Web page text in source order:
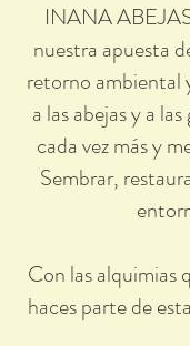
INANA
nuestra apuesta
retorno ambiental
a las abejas y a
cada vez más y
Sembrar,
Con las alquimias
haces parte de